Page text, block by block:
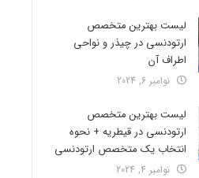
لیست بهترین متخصص
ارتودنسی در چیذر و نواحی
اطراف آن
نوامبر 6, 2024
لیست بهترین متخصص
ارتودنسی در قیطریه + نحوه
انتخاب یک متخصص ارتودنسی
نوامبر 4, 2024